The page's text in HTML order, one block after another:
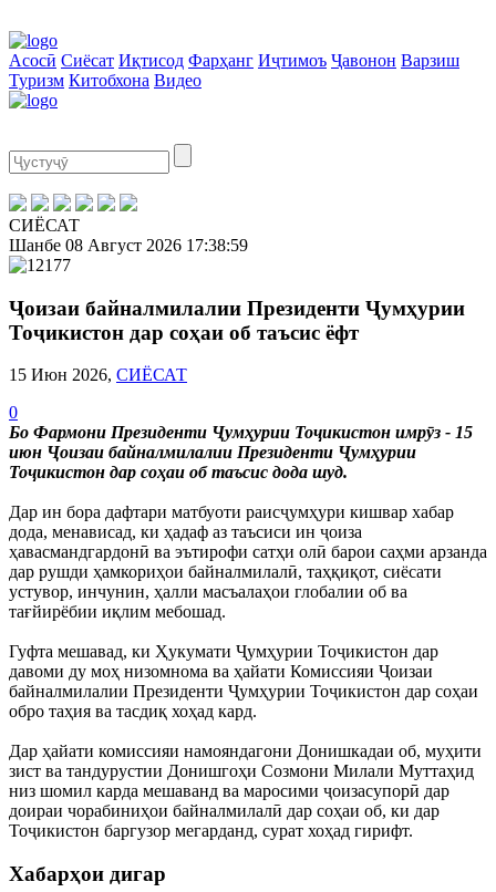
Асосӣ Сиёсат Иқтисод Фарҳанг Иҷтимоъ Ҷавонон Варзиш
Туризм Китобхона Видео
СИЁСАТ
Шанбе 08 Август 2026 17:39:00
Ҷоизаи байналмилалии Президенти Ҷумҳурии
Тоҷикистон дар соҳаи об таъсис ёфт
15 Июн 2026, СИЁСАТ
0
Бо Фармони Президенти Ҷумҳурии Тоҷикистон имрӯз - 15
июн Ҷоизаи байналмилалии Президенти Ҷумҳурии
Тоҷикистон дар соҳаи об таъсис дода шуд.
Дар ин бора дафтари матбуоти раисҷумҳури кишвар хабар
дода, менависад, ки ҳадаф аз таъсиси ин ҷоиза
ҳавасмандгардонӣ ва эътирофи сатҳи олӣ барои саҳми арзанда
дар рушди ҳамкориҳои байналмилалӣ, таҳқиқот, сиёсати
устувор, инчунин, ҳалли масъалаҳои глобалии об ва
тағйирёбии иқлим мебошад.
Гуфта мешавад, ки Ҳукумати Ҷумҳурии Тоҷикистон дар
давоми ду моҳ низомнома ва ҳайати Комиссияи Ҷоизаи
байналмилалии Президенти Ҷумҳурии Тоҷикистон дар соҳаи
обро таҳия ва тасдиқ хоҳад кард.
Дар ҳайати комиссияи намояндагони Донишкадаи об, муҳити
зист ва тандурустии Донишгоҳи Созмони Милали Муттаҳид
низ шомил карда мешаванд ва маросими ҷоизасупорӣ дар
доираи чорабиниҳои байналмилалӣ дар соҳаи об, ки дар
Тоҷикистон баргузор мегарданд, сурат хоҳад гирифт.
Хабарҳои дигар